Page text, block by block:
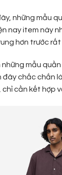
những mẫu
nay item này
hơn trước rất
mẫu
đây chắc chắn
cần kết hợp